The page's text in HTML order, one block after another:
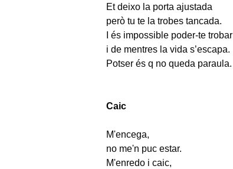
Et deixo la porta ajustada
però tu te la trobes tancada.
I és impossible poder-te trobar
i de mentres la vida s’escapa.
Potser és q no queda paraula.
Caic
M'encega,
no me'n puc estar.
M'enredo i caic,